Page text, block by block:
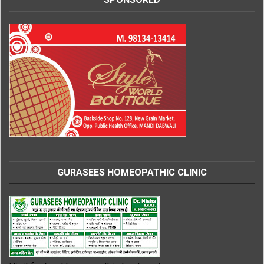
GURASEES HOMEOPATHIC CLINIC